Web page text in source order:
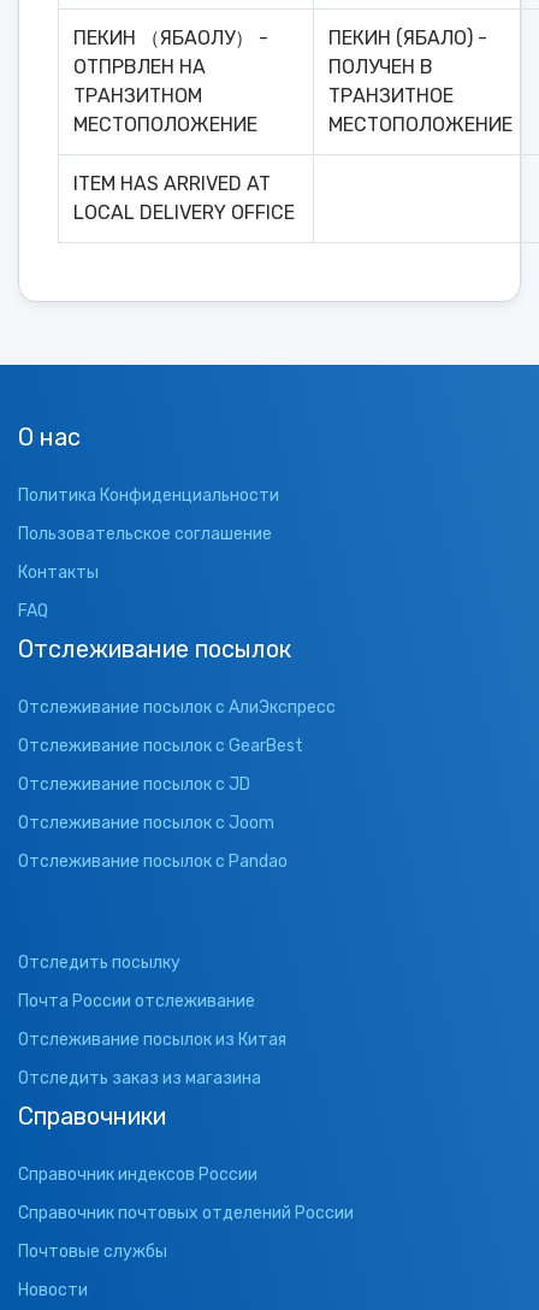
ПЕКИН （ЯБАОЛУ） -
ОТПРВЛЕН НА
ТРАНЗИТНОМ
МЕСТОПОЛОЖЕНИЕ
ПЕКИН (ЯБАЛО) -
ПОЛУЧЕН В
ТРАНЗИТНОЕ
МЕСТОПОЛОЖЕНИЕ
ITEM HAS ARRIVED AT
LOCAL DELIVERY OFFICE
О нас
Политика Конфиденциальности
Пользовательское соглашение
Контакты
FAQ
Отслеживание посылок
Отслеживание посылок с АлиЭкспресс
Отслеживание посылок с GearBest
Отслеживание посылок с JD
Отслеживание посылок с Joom
Отслеживание посылок с Pandao
Отследить посылку
Почта России отслеживание
Отслеживание посылок из Китая
Отследить заказ из магазина
Справочники
Справочник индексов России
Справочник почтовых отделений России
Почтовые службы
Новости